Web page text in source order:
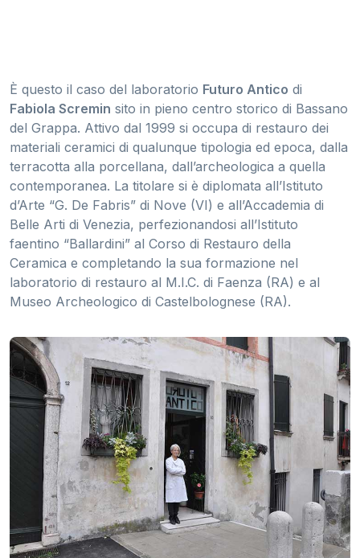
È questo il caso del laboratorio Futuro Antico di
Fabiola Scremin sito in pieno centro storico di Bassano
del Grappa. Attivo dal 1999 si occupa di restauro dei
materiali ceramici di qualunque tipologia ed epoca, dalla
terracotta alla porcellana, dall’archeologica a quella
contemporanea. La titolare si è diplomata all’Istituto
d’Arte “G. De Fabris” di Nove (VI) e all’Accademia di
Belle Arti di Venezia, perfezionandosi all’Istituto
faentino “Ballardini” al Corso di Restauro della
Ceramica e completando la sua formazione nel
laboratorio di restauro al M.I.C. di Faenza (RA) e al
Museo Archeologico di Castelbolognese (RA).